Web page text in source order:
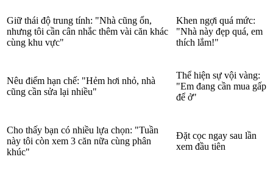
Giữ thái độ trung tính: "Nhà cũng ổn,
nhưng tôi cần cân nhắc thêm vài căn khác
cùng khu vực"
Khen ngợi quá mức:
"Nhà này đẹp quá, em
thích lắm!"
Nêu điểm hạn chế: "Hẻm hơi nhỏ, nhà
cũng cần sửa lại nhiều"
Thể hiện sự vội vàng:
"Em đang cần mua gấp
để ở"
Cho thấy bạn có nhiều lựa chọn: "Tuần
này tôi còn xem 3 căn nữa cùng phân
khúc"
Đặt cọc ngay sau lần
xem đầu tiên